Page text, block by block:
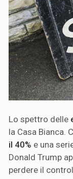
Lo spettro delle
la Casa Bianca.
il 40% e una
Donald Trump
perdere il